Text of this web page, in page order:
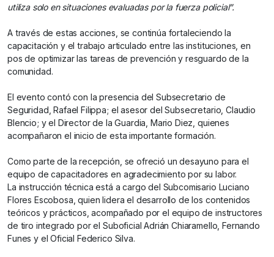
utiliza solo en situaciones evaluadas por la fuerza policial”.
A través de estas acciones, se continúa fortaleciendo la
capacitación y el trabajo articulado entre las instituciones, en
pos de optimizar las tareas de prevención y resguardo de la
comunidad.
El evento contó con la presencia del Subsecretario de
Seguridad, Rafael Filippa; el asesor del Subsecretario, Claudio
Blencio; y el Director de la Guardia, Mario Diez, quienes
acompañaron el inicio de esta importante formación.
Como parte de la recepción, se ofreció un desayuno para el
equipo de capacitadores en agradecimiento por su labor.
La instrucción técnica está a cargo del Subcomisario Luciano
Flores Escobosa, quien lidera el desarrollo de los contenidos
teóricos y prácticos, acompañado por el equipo de instructores
de tiro integrado por el Suboficial Adrián Chiaramello, Fernando
Funes y el Oficial Federico Silva.